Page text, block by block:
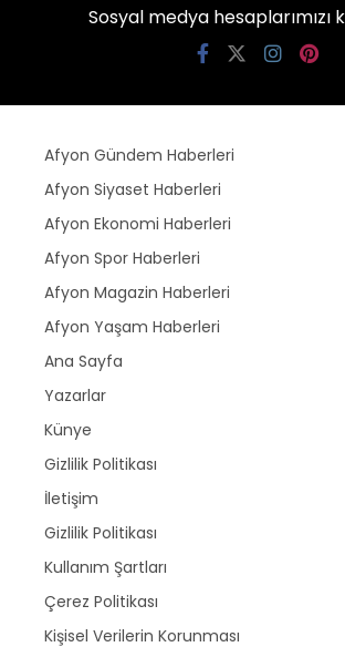
Sosyal medya hesaplarımızı
Afyon Gündem Haberleri
Afyon Siyaset Haberleri
Afyon Ekonomi Haberleri
Afyon Spor Haberleri
Afyon Magazin Haberleri
Afyon Yaşam Haberleri
Ana Sayfa
Yazarlar
Künye
Gizlilik Politikası
İletişim
Gizlilik Politikası
Kullanım Şartları
Çerez Politikası
Kişisel Verilerin Korunması